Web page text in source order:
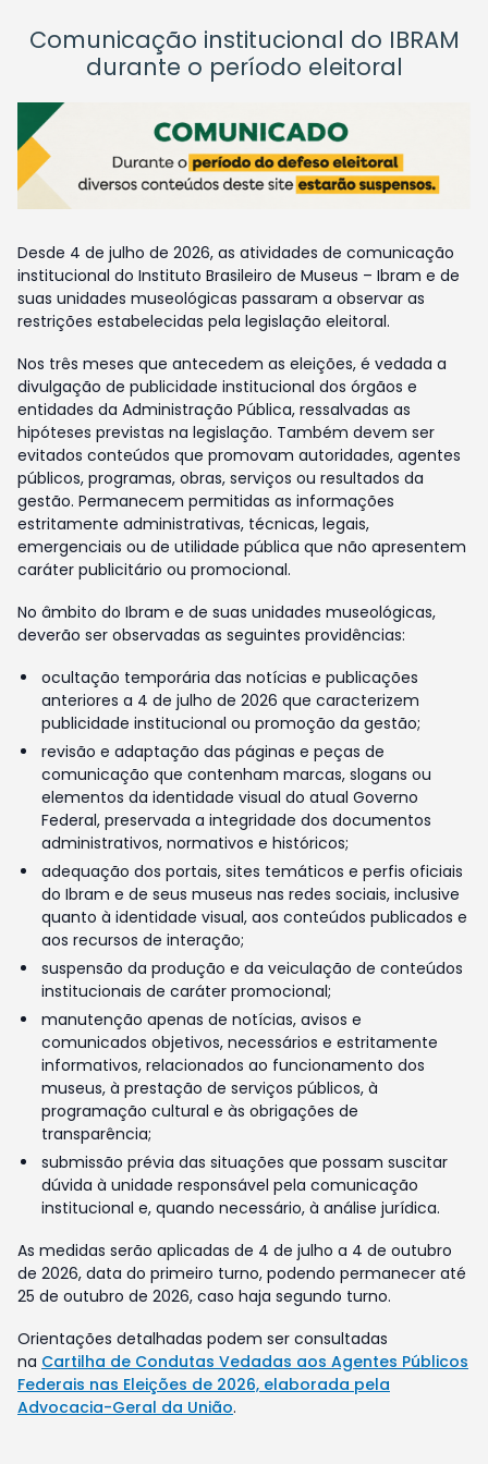
Comunicação institucional do IBRAM
durante o período eleitoral
Desde 4 de julho de 2026, as atividades de comunicação
institucional do Instituto Brasileiro de Museus – Ibram e de
suas unidades museológicas passaram a observar as
restrições estabelecidas pela legislação eleitoral.
Nos três meses que antecedem as eleições, é vedada a
divulgação de publicidade institucional dos órgãos e
entidades da Administração Pública, ressalvadas as
hipóteses previstas na legislação. Também devem ser
evitados conteúdos que promovam autoridades, agentes
públicos, programas, obras, serviços ou resultados da
gestão. Permanecem permitidas as informações
estritamente administrativas, técnicas, legais,
emergenciais ou de utilidade pública que não apresentem
caráter publicitário ou promocional.
No âmbito do Ibram e de suas unidades museológicas,
deverão ser observadas as seguintes providências:
ocultação temporária das notícias e publicações
anteriores a 4 de julho de 2026 que caracterizem
publicidade institucional ou promoção da gestão;
revisão e adaptação das páginas e peças de
comunicação que contenham marcas, slogans ou
elementos da identidade visual do atual Governo
Federal, preservada a integridade dos documentos
administrativos, normativos e históricos;
adequação dos portais, sites temáticos e perfis oficiais
do Ibram e de seus museus nas redes sociais, inclusive
quanto à identidade visual, aos conteúdos publicados e
aos recursos de interação;
suspensão da produção e da veiculação de conteúdos
institucionais de caráter promocional;
manutenção apenas de notícias, avisos e
comunicados objetivos, necessários e estritamente
informativos, relacionados ao funcionamento dos
museus, à prestação de serviços públicos, à
programação cultural e às obrigações de
transparência;
submissão prévia das situações que possam suscitar
dúvida à unidade responsável pela comunicação
institucional e, quando necessário, à análise jurídica.
As medidas serão aplicadas de 4 de julho a 4 de outubro
de 2026, data do primeiro turno, podendo permanecer até
25 de outubro de 2026, caso haja segundo turno.
Orientações detalhadas podem ser consultadas
na Cartilha de Condutas Vedadas aos Agentes Públicos
Federais nas Eleições de 2026, elaborada pela
Advocacia-Geral da União.